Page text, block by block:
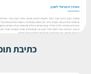
כתיבת